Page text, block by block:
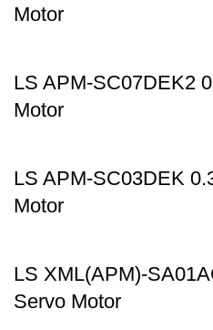
Motor
LS APM-SC07DEK2
Motor
LS APM-SC03DEK
Motor
LS XML(APM)-
Servo Motor